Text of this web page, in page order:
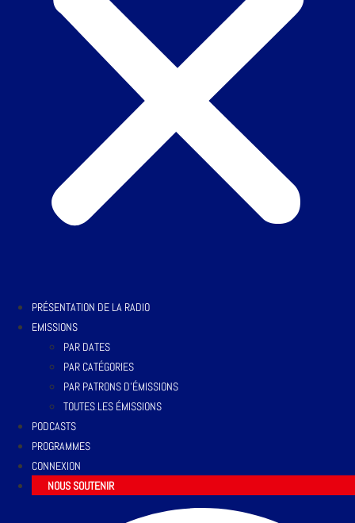
PRÉSENTATION DE LA RADIO
EMISSIONS
PAR DATES
PAR CATÉGORIES
PAR PATRONS D’ÉMISSIONS
TOUTES LES ÉMISSIONS
PODCASTS
PROGRAMMES
CONNEXION
NOUS SOUTENIR